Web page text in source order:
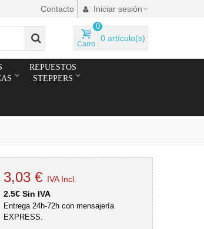
Contacto Iniciar sesión
Carro
0
0 artículo(s)
REPUESTOS
STEPPERS
3,03 € IVA Incl.
2.5€ Sin IVA
Entrega 24h-72h con mensajería
EXPRESS.